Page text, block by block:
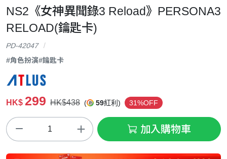
NS2《女神異聞錄3 Reload》PERSONA3
RELOAD(鑰匙卡)
PD-42047
#角色扮演#鑰匙卡
HK$ 299 HK$438 ( 59紅利) 31%OFF
加入購物車